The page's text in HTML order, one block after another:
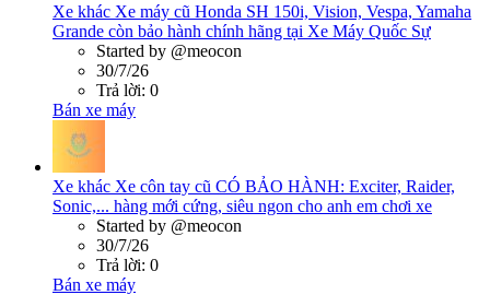
Xe khác Xe máy cũ Honda SH 150i, Vision, Vespa, Yamaha
Grande còn bảo hành chính hãng tại Xe Máy Quốc Sự
Started by @meocon
30/7/26
Trả lời: 0
Bán xe máy
Xe khác Xe côn tay cũ CÓ BẢO HÀNH: Exciter, Raider,
Sonic,... hàng mới cứng, siêu ngon cho anh em chơi xe
Started by @meocon
30/7/26
Trả lời: 0
Bán xe máy